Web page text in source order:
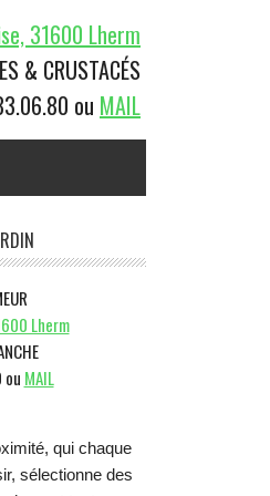
31600 Lherm
& CRUSTACÉS
ou MAIL
Lherm
ou MAIL
qui chaque
sélectionne des